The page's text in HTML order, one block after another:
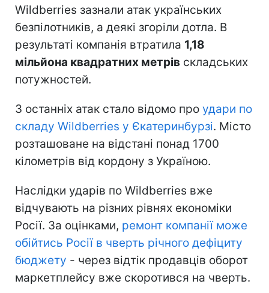
Wildberries зазнали атак українських
безпілотників, а деякі згоріли дотла. В
результаті компанія втратила 1,18
мільйона квадратних метрів складських
потужностей.
З останніх атак стало відомо про удари по
складу Wildberries у Єкатеринбурзі. Місто
розташоване на відстані понад 1700
кілометрів від кордону з Україною.
Наслідки ударів по Wildberries вже
відчувають на різних рівнях економіки
Росії. За оцінками, ремонт компанії може
обійтись Росії в чверть річного дефіциту
бюджету - через відтік продавців оборот
маркетплейсу вже скоротився на чверть.